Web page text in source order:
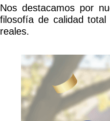
Nos destacamos por
filosofía de calidad total
reales.